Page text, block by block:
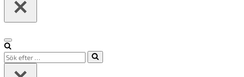
Navigeringsmeny
Sök
efter